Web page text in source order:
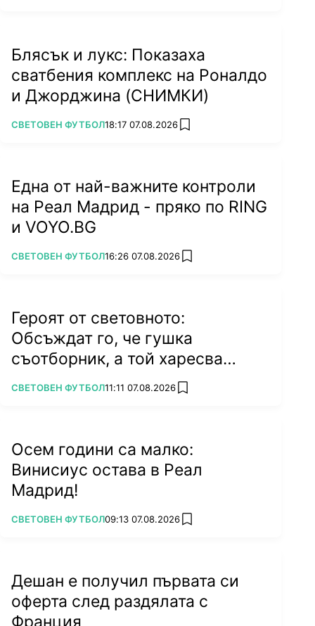
Блясък и лукс: Показаха
сватбения комплекс на Роналдо
и Джорджина (СНИМКИ)
ПОВЕЧЕ ОТ
СВЕТОВЕН ФУТБОЛ18:17 07.08.2026 add favorites
Една от най-важните контроли
на Реал Мадрид - пряко по RING
и VOYO.BG
ПОВЕЧЕ ОТ
СВЕТОВЕН ФУТБОЛ16:26 07.08.2026 add favorites
Героят от световното:
Обсъждат го, че гушка
съотборник, а той харесва
бившата на колега
ПОВЕЧЕ ОТ
СВЕТОВЕН ФУТБОЛ11:11 07.08.2026 add favorites
Осем години са малко:
Винисиус остава в Реал
Мадрид!
ПОВЕЧЕ ОТ
СВЕТОВЕН ФУТБОЛ09:13 07.08.2026 add favorites
Дешан е получил първата си
оферта след раздялата с